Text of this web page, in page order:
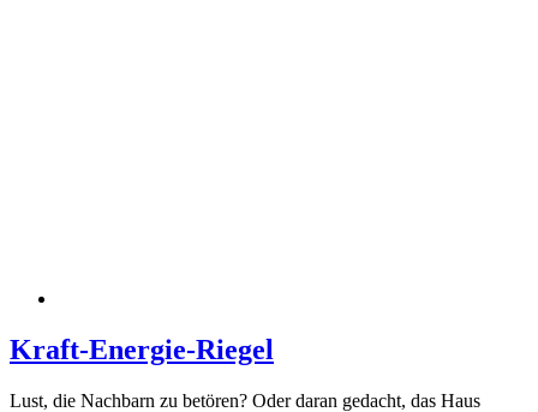
Kraft-Energie-Riegel
Lust, die Nachbarn zu betören? Oder daran gedacht, das Haus